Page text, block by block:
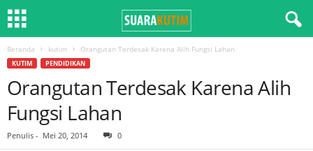
Beranda kutim Orangutan Terdesak Karena Alih Fungsi Lahan
KUTIM PENDIDIKAN
Orangutan Terdesak Karena Alih
Fungsi Lahan
Penulis - Mei 20, 2014 0